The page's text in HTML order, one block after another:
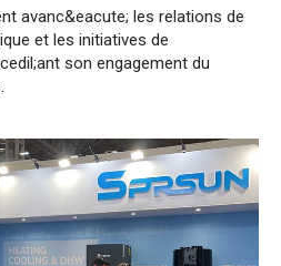
avanc&eacute; les relations de
et les initiatives de
son engagement du